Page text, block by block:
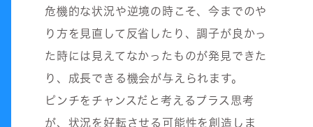
危機的な状況や逆境の時こそ、今までのや
り方を見直して反省したり、調子が良かっ
た時には見えてなかったものが発見できた
り、成長できる機会が与えられます。
ピンチをチャンスだと考えるプラス思考
が、状況を好転させる可能性を創造しま